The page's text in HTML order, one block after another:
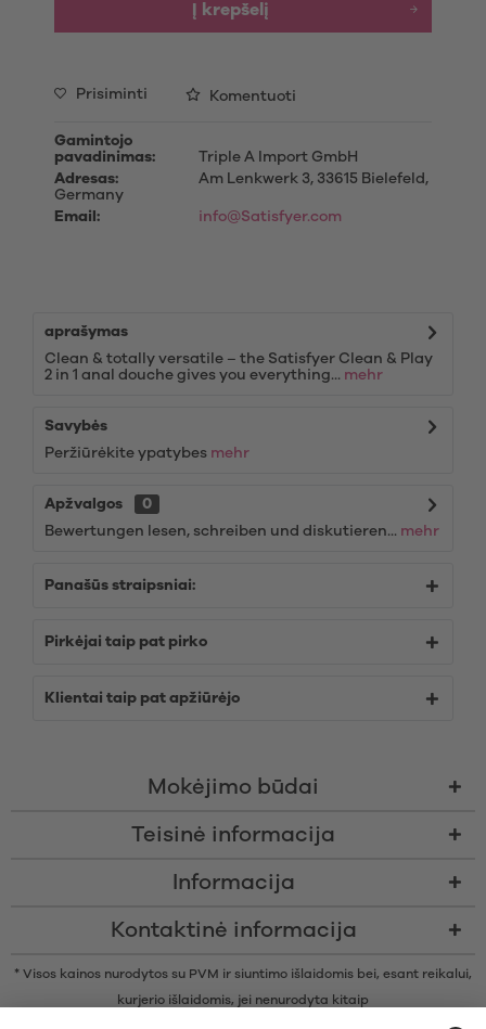
Į krepšelį
Prisiminti Komentuoti
Gamintojo
pavadinimas:
Triple A Import GmbH
Adresas:
Am Lenkwerk 3, 33615 Bielefeld,
Germany
Email:
info@Satisfyer.com
aprašymas
Clean & totally versatile – the Satisfyer Clean & Play
2 in 1 anal douche gives you everything... mehr
Savybės
Peržiūrėkite ypatybes mehr
Apžvalgos
0
Bewertungen lesen, schreiben und diskutieren... mehr
Panašūs straipsniai:
Pirkėjai taip pat pirko
Klientai taip pat apžiūrėjo
Mokėjimo būdai
Teisinė informacija
Informacija
Kontaktinė informacija
* Visos kainos nurodytos su PVM ir siuntimo išlaidomis bei, esant reikalui,
kurjerio išlaidomis, jei nenurodyta kitaip
* Žodinis prekių ženklas Bluetooth® ir logotipai yra registruoti „Bluetooth